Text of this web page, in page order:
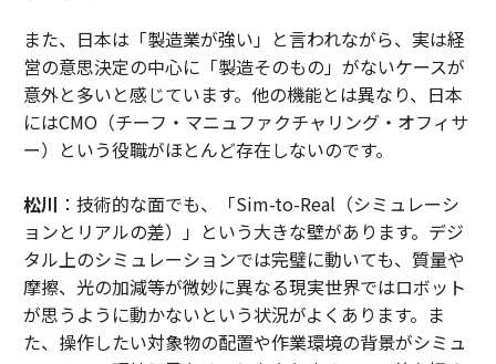
また、日本は「製造業が強い」と言われながら、実は経
営の意思決定の中心に「製造そのもの」がないケースが
意外と多いと感じています。他の機能とは異なり、日本
にはCMO（チーフ・マニュファクチャリング・オフィサ
ー）という役職がほとんど存在しないのです。
松川 ：技術的な面でも、「Sim-to-Real（シミュレーシ
ョンとリアルの差）」という大きな壁があります。デジ
タル上のシミュレーションでは完璧に動いても、質量や
摩擦、光の加減等が微妙に異なる現実世界ではロボット
が思うように動かないという状況がよくあります。ま
た、操作したい対象物の配置や作業環境の背景がシミュ